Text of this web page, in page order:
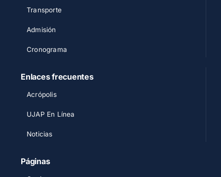
Transporte
Admisión
Cronograma
Enlaces frecuentes
Acrópolis
UJAP En Línea
Noticias
Páginas